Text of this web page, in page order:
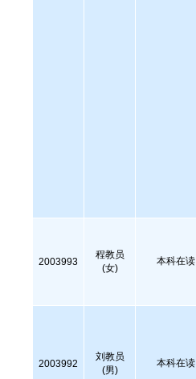
2003993
程教员
(女)
本科在读
2003992
刘教员
(男)
本科在读